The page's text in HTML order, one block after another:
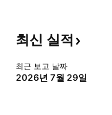
최신 실적
최근 보고 날짜
2026년 7월 29일